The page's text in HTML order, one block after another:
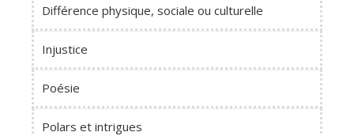
Différence physique, sociale ou culturelle
Injustice
Poésie
Polars et intrigues